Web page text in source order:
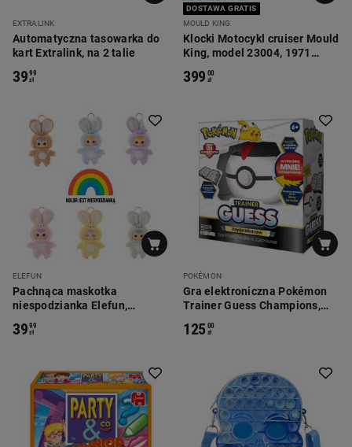
EXTRALINK
Automatyczna tasowarka do
kart Extralink, na 2 talie
3999
zł
DOSTAWA GRATIS
MOULD KING
Klocki Motocykl cruiser Mould
King, model 23004, 1971
399 00
zł
ELEFUN
Pachnąca maskotka
niespodzianka Elefun,
3999
zł
POKÉMON
Gra elektroniczna Pokémon
Trainer Guess Champions,
125 00
zł